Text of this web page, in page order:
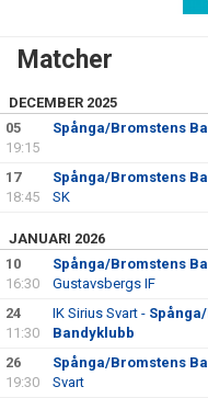
BILDGALLERI
DOKUMENT
Matcher
DECEMBER 2025
05
19:15
Spånga/Bromstens
17
18:45
Spånga/Bromstens
SK
JANUARI 2026
10
16:30
Spånga/Bromstens
Gustavsbergs IF
24
11:30
IK Sirius Svart -
Bandyklubb
26
19:30
Spånga/Bromstens
Svart